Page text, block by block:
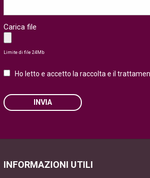
Carica file
Limite di file 24Mb
Ho letto e accetto la raccolta e il
INVIA
INFORMAZIONI UTILI